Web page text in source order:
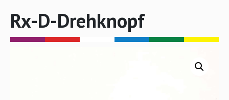
Rx-D-Drehknopf